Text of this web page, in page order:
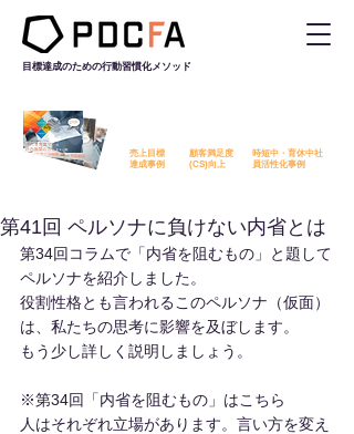
目標達成のための行動習慣化メソッド
売上目標
​達成事例
顧客満足度
​(CS)向上
時短中・育休中社
員活性化事例
第41回 ペルソナに負けない内省とは
第34回コラムで「内省を阻むもの」と題して
ペルソナを紹介しました。
役割性格とも言われるこのペルソナ（仮面）
は、私たちの思考に影響を及ぼします。
もう少し詳しく説明しましょう。
※第34回「内省を阻むもの」はこちら
人はそれぞれ立場があります。言い方を変え